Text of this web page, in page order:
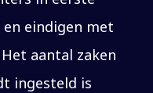
en eindigen met
aantal zaken
ingesteld is